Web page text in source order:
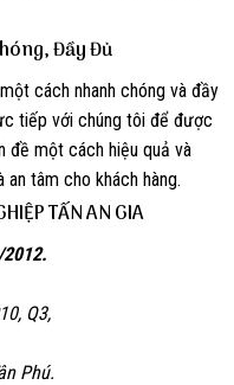
Đầy Đủ
cách nhanh chóng và đầy
tiếp với chúng tôi để được
đề một cách hiệu quả và
tâm cho khách hàng.
TẤN AN GIA
Q3,
Phú.